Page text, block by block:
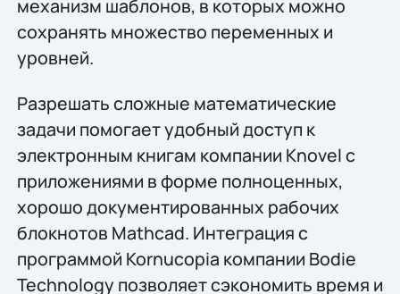
механизм шаблонов, в которых можно
сохранять множество переменных и
уровней.
Разрешать сложные математические
задачи помогает удобный доступ к
электронным книгам компании Knovel с
приложениями в форме полноценных,
хорошо документированных рабочих
блокнотов Mathcad. Интеграция с
программой Kornucopia компании Bodie
Technology позволяет сэкономить время и